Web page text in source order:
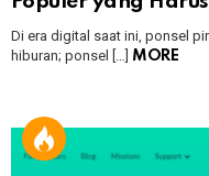
Di era digital saat ini, ponsel
hiburan; ponsel […] MORE